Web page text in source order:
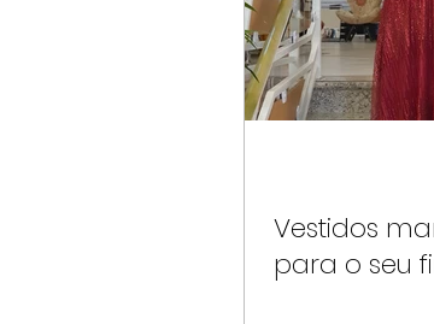
Vestidos
para o seu